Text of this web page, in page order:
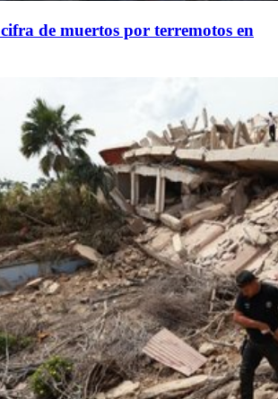
de muertos por terremotos en